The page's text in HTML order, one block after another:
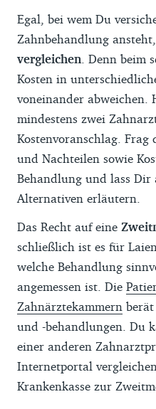
Egal, bei wem Du
Zahnbehandlung
vergleichen . Denn beim
Kosten in
voneinander abweichen.
mindestens zwei
Kostenvoranschlag.
und Nachteilen sowie
Behandlung und lass Dir
Alternativen erläutern.
Das Recht auf eine
schließlich ist es für
welche Behandlung
angemessen ist. Die
Zahnärztekammern
und -behandlungen. Du
einer anderen
Internetportal
Krankenkasse zur